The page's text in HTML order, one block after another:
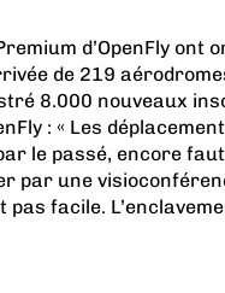
d’OpenFly ont
de 219
8.000 nouveaux
: « Les
le passé, encore
par une
pas facile.